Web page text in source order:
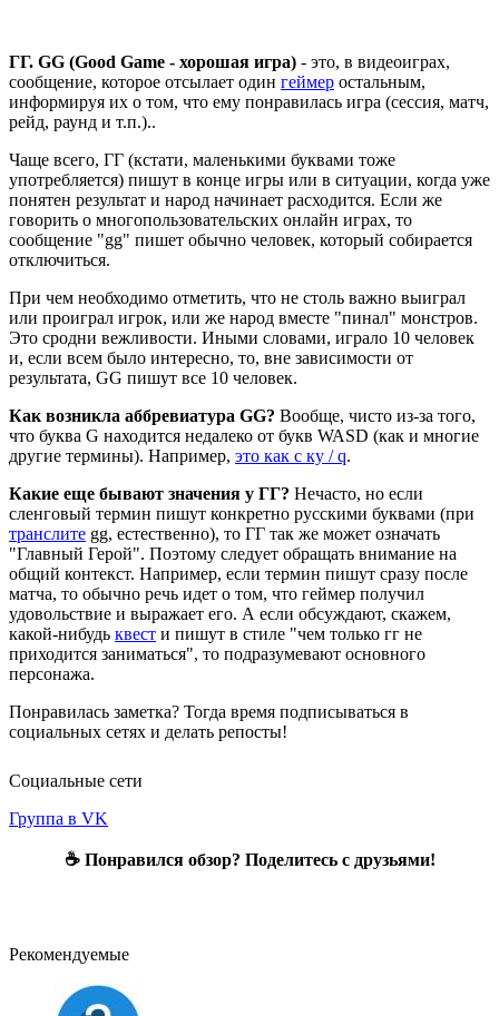
ГГ. GG (Good Game - хорошая игра) - это, в видеоиграх,
сообщение, которое отсылает один геймер остальным,
информируя их о том, что ему понравилась игра (сессия, матч,
рейд, раунд и т.п.)..
Чаще всего, ГГ (кстати, маленькими буквами тоже
употребляется) пишут в конце игры или в ситуации, когда уже
понятен результат и народ начинает расходится. Если же
говорить о многопользовательских онлайн играх, то
сообщение "gg" пишет обычно человек, который собирается
отключиться.
При чем необходимо отметить, что не столь важно выиграл
или проиграл игрок, или же народ вместе "пинал" монстров.
Это сродни вежливости. Иными словами, играло 10 человек
и, если всем было интересно, то, вне зависимости от
результата, GG пишут все 10 человек.
Как возникла аббревиатура GG? Вообще, чисто из-за того,
что буква G находится недалеко от букв WASD (как и многие
другие термины). Например, это как с ку / q.
Какие еще бывают значения у ГГ? Нечасто, но если
сленговый термин пишут конкретно русскими буквами (при
транслите gg, естественно), то ГГ так же может означать
"Главный Герой". Поэтому следует обращать внимание на
общий контекст. Например, если термин пишут сразу после
матча, то обычно речь идет о том, что геймер получил
удовольствие и выражает его. А если обсуждают, скажем,
какой-нибудь квест и пишут в стиле "чем только гг не
приходится заниматься", то подразумевают основного
персонажа.
Понравилась заметка? Тогда время подписываться в
социальных сетях и делать репосты!
Социальные сети
Группа в VK
☕ Понравился обзор? Поделитесь с друзьями!
Рекомендуемые